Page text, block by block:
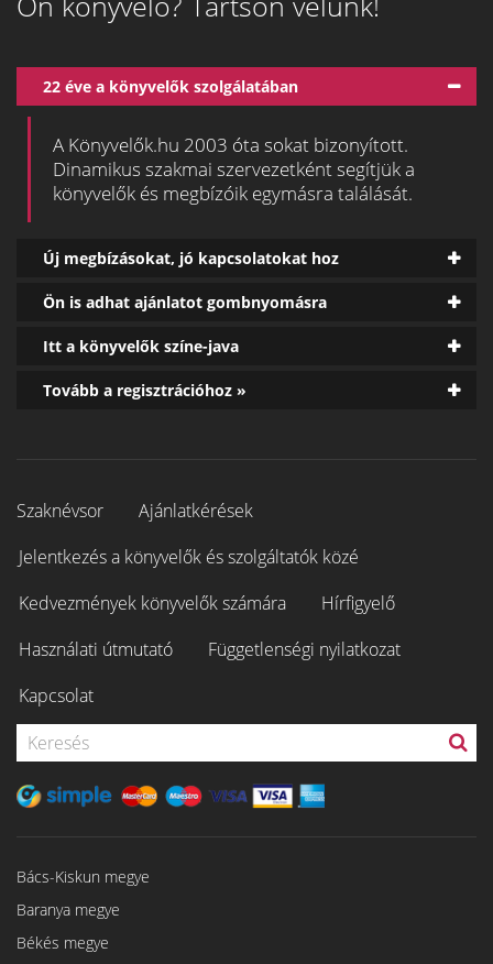
22 éve a könyvelők szolgálatában
A Könyvelők.hu 2003 óta sokat bizonyított.
Dinamikus szakmai szervezetként segítjük a
könyvelők és megbízóik egymásra találását.
Új megbízásokat, jó kapcsolatokat hoz
Ön is adhat ajánlatot gombnyomásra
Itt a könyvelők színe-java
Tovább a regisztrációhoz »
Szaknévsor
Ajánlatkérések
Jelentkezés a könyvelők és szolgáltatók közé
Kedvezmények könyvelők számára
Hírfigyelő
Használati útmutató
Függetlenségi nyilatkozat
Kapcsolat
Bács-Kiskun megye
Baranya megye
Békés megye